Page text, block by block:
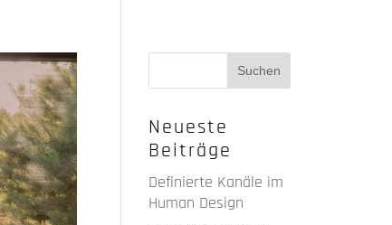
Neueste
Beiträge
Definierte Kanäle im
Human Design